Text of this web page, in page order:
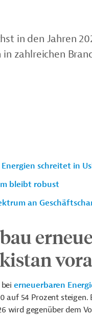
in den Jahren
zahlreichen
schreitet in
bleibt robust
an
erneuerbaren
auf 54 Prozent
wird gegenüber dem